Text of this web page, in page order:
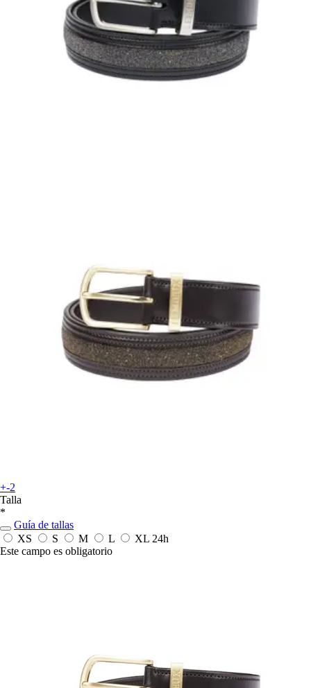
+-2
Talla
*
Guía de tallas
XS
S M L XL 24h
Este campo es obligatorio